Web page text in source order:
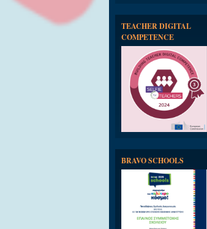
TEACHER DIGITAL
COMPETENCE
BRAVO SCHOOLS